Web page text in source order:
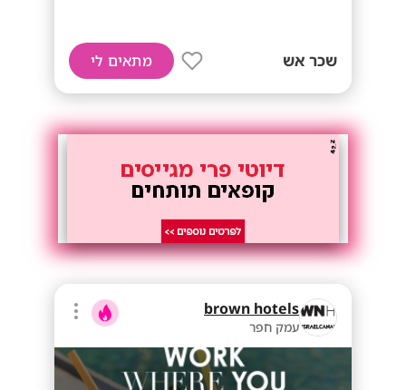
שכר אש מתאים לי
brown hotels
עמק חפר